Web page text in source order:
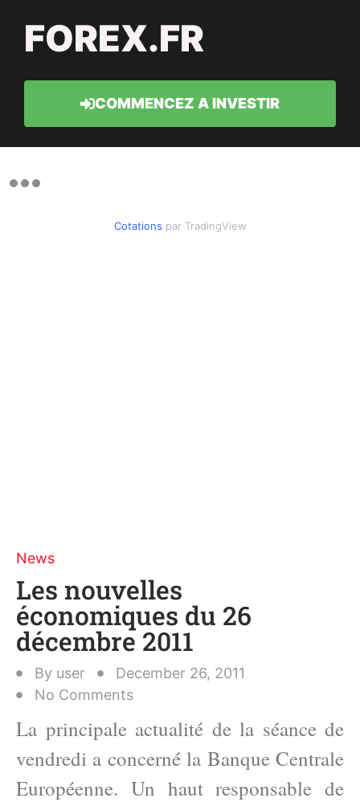
FOREX.FR
COMMENCEZ A INVESTIR
Cotations par TradingView
News
Les nouvelles
économiques du 26
décembre 2011
By user
December 26, 2011
No Comments
La principale actualité de la séance de
vendredi a concerné la Banque Centrale
Européenne. Un haut responsable de